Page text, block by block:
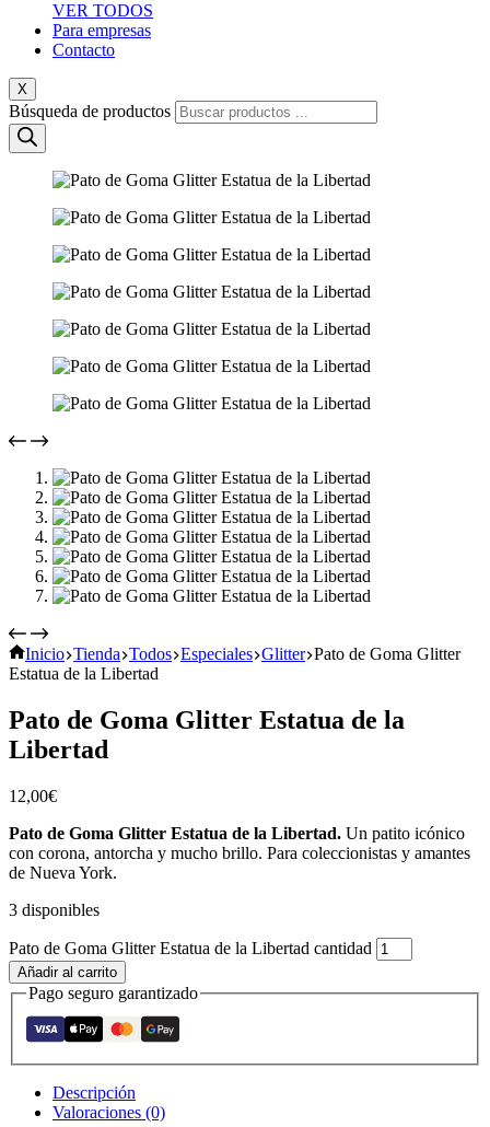
VER TODOS
Para empresas
Contacto
X
Búsqueda de productos
Inicio Tienda Todos Especiales Glitter Pato de Goma Glitter
Estatua de la Libertad
Pato de Goma Glitter Estatua de la
Libertad
12,00€
Pato de Goma Glitter Estatua de la Libertad. Un patito icónico
con corona, antorcha y mucho brillo. Para coleccionistas y amantes
de Nueva York.
3 disponibles
Pato de Goma Glitter Estatua de la Libertad cantidad
Añadir al carrito
Pago seguro garantizado
Descripción
Valoraciones (0)